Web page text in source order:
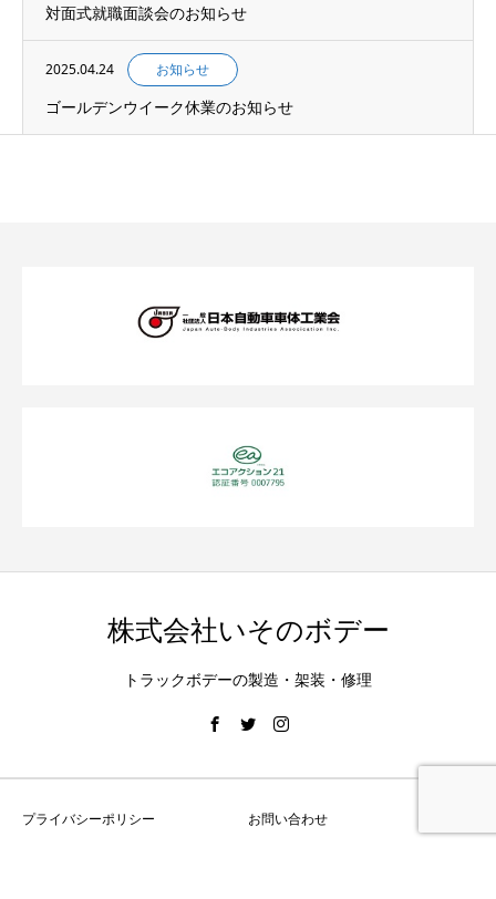
対面式就職面談会のお知らせ
2025.04.24 お知らせ
ゴールデンウイーク休業のお知らせ
株式会社いそのボデー
トラックボデーの製造・架装・修理
プライバシーポリシー お問い合わせ